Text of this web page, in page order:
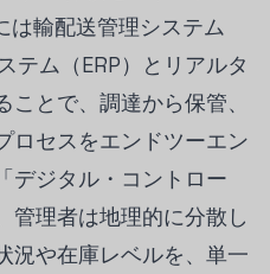
は輸配送管理システム
テム（ERP）とリアルタ
とで、調達から保管、
ロセスをエンドツーエン
デジタル・コントロー
管理者は地理的に分散し
況や在庫レベルを、単一